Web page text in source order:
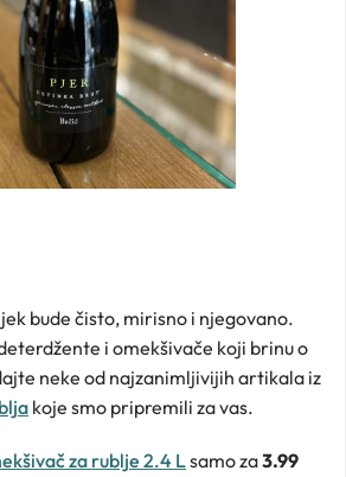
bude čisto, mirisno i njegovano.
i omekšivače koji brinu o
neke od najzanimljivijih artikala iz
koje smo pripremili za vas.
za rublje 2.4 Lsamo za3.99